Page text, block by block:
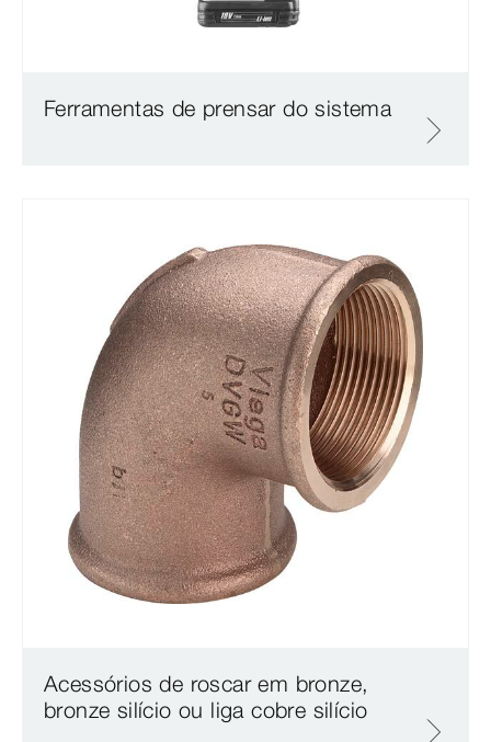
Ferramentas de prensar do sistema
Acessórios de roscar em bronze,
bronze silício ou liga cobre silício